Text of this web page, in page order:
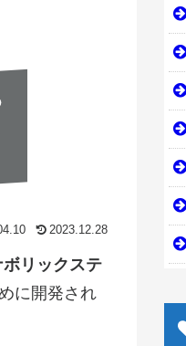
2023.12.28
リックステ
に開発され